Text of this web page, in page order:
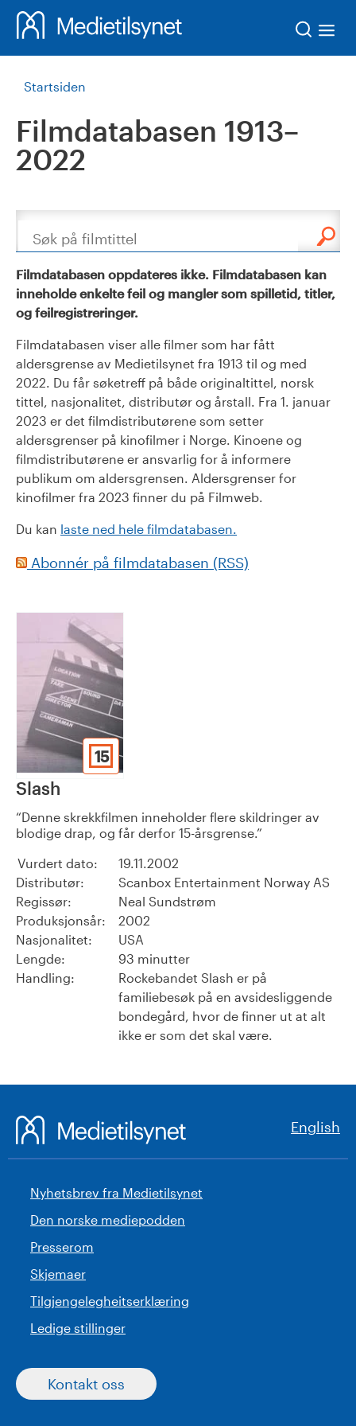
Startsiden
Filmdatabasen 1913–
2022
Søk
Filmdatabasen oppdateres ikke. Filmdatabasen kan
inneholde enkelte feil og mangler som spilletid, titler,
og feilregistreringer.
Filmdatabasen viser alle filmer som har fått
aldersgrense av Medietilsynet fra 1913 til og med
2022. Du får søketreff på både originaltittel, norsk
tittel, nasjonalitet, distributør og årstall. Fra 1. januar
2023 er det filmdistributørene som setter
aldersgrenser på kinofilmer i Norge. Kinoene og
filmdistributørene er ansvarlig for å informere
publikum om aldersgrensen. Aldersgrenser for
kinofilmer fra 2023 finner du på Filmweb.
Du kan laste ned hele filmdatabasen.
Abonnér på filmdatabasen (RSS)
15
Slash
Denne skrekkfilmen inneholder flere skildringer av
blodige drap, og får derfor 15-årsgrense.
Vurdert dato:
19.11.2002
Distributør:
Scanbox Entertainment Norway AS
Regissør:
Neal Sundstrøm
Produksjonsår:
2002
Nasjonalitet:
USA
Lengde:
93 minutter
Handling:
Rockebandet Slash er på
familiebesøk på en avsidesliggende
bondegård, hvor de finner ut at alt
ikke er som det skal være.
English
Nyhetsbrev fra Medietilsynet
Den norske mediepodden
Presserom
Skjemaer
Tilgjengelegheitserklæring
Ledige stillinger
Kontakt oss